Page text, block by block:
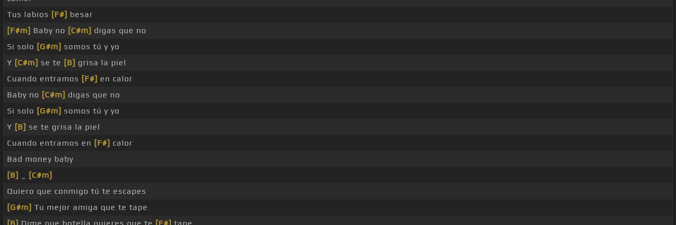
Tus labios [F#] besar
[F#m] Baby no [C#m] digas que no
Si solo [G#m] somos tú y yo
Y [C#m] se te [B] grisa la piel
Cuando entramos [F#] en calor
Baby no [C#m] digas que no
Si solo [G#m] somos tú y yo
Y [B] se te grisa la piel
Cuando entramos en [F#] calor
Bad money baby
[B]
[C#m]
Quiero que conmigo tú te escapes
[G#m] Tu mejor amiga que te tape